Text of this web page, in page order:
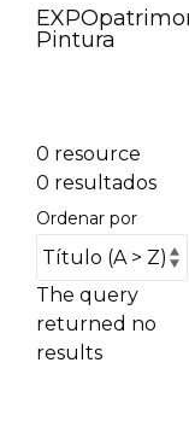
Pintura
0 resource
0 resultados
Ordenar por
The query
returned no
results